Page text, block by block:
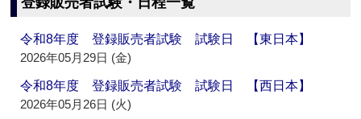
令和8年度 登録販売者試験 試験日 【東日本】
2026年05月29日 (金)
令和8年度 登録販売者試験 試験日 【西日本】
2026年05月26日 (火)